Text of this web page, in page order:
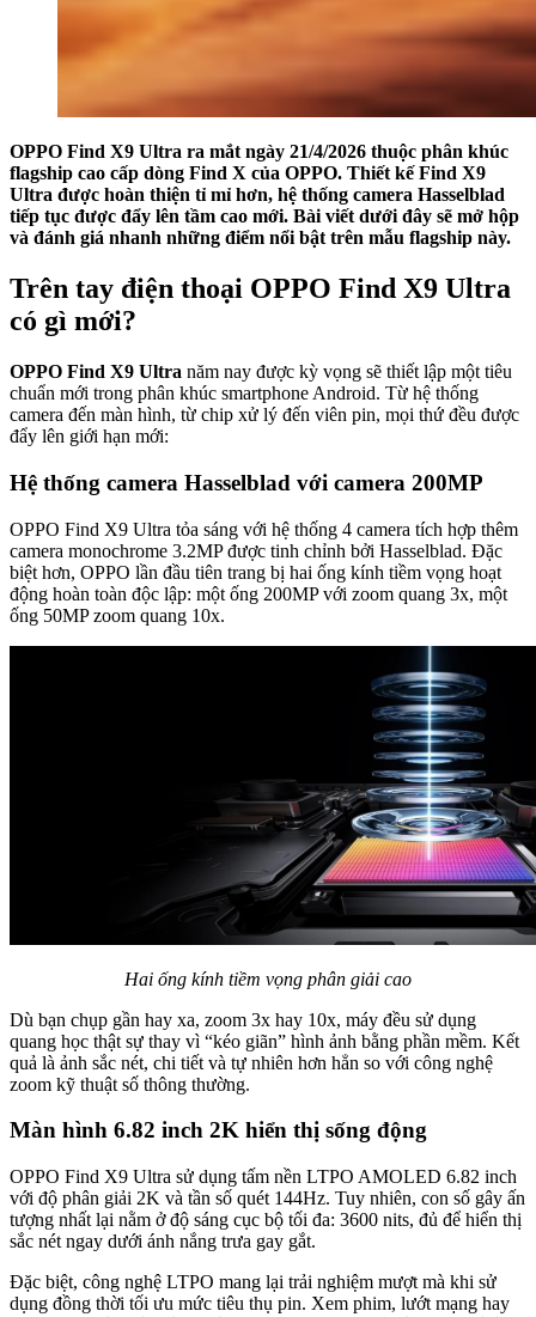
OPPO Find X9 Ultra ra mắt ngày 21/4/2026 thuộc phân khúc
flagship cao cấp dòng Find X của OPPO. Thiết kế Find X9
Ultra được hoàn thiện tỉ mỉ hơn, hệ thống camera Hasselblad
tiếp tục được đẩy lên tầm cao mới. Bài viết dưới đây sẽ mở hộp
và đánh giá nhanh những điểm nổi bật trên mẫu flagship này.
Trên tay điện thoại OPPO Find X9 Ultra
có gì mới?
OPPO Find X9 Ultra năm nay được kỳ vọng sẽ thiết lập một tiêu
chuẩn mới trong phân khúc smartphone Android. Từ hệ thống
camera đến màn hình, từ chip xử lý đến viên pin, mọi thứ đều được
đẩy lên giới hạn mới:
Hệ thống camera Hasselblad với camera 200MP
OPPO Find X9 Ultra tỏa sáng với hệ thống 4 camera tích hợp thêm
camera monochrome 3.2MP được tinh chỉnh bởi Hasselblad. Đặc
biệt hơn, OPPO lần đầu tiên trang bị hai ống kính tiềm vọng hoạt
động hoàn toàn độc lập: một ống 200MP với zoom quang 3x, một
ống 50MP zoom quang 10x.
Hai ống kính tiềm vọng phân giải cao
Dù bạn chụp gần hay xa, zoom 3x hay 10x, máy đều sử dụng
quang học thật sự thay vì “kéo giãn” hình ảnh bằng phần mềm. Kết
quả là ảnh sắc nét, chi tiết và tự nhiên hơn hẳn so với công nghệ
zoom kỹ thuật số thông thường.
Màn hình 6.82 inch 2K hiển thị sống động
OPPO Find X9 Ultra sử dụng tấm nền LTPO AMOLED 6.82 inch
với độ phân giải 2K và tần số quét 144Hz. Tuy nhiên, con số gây ấn
tượng nhất lại nằm ở độ sáng cục bộ tối đa: 3600 nits, đủ để hiển thị
sắc nét ngay dưới ánh nắng trưa gay gắt.
Đặc biệt, công nghệ LTPO mang lại trải nghiệm mượt mà khi sử
dụng đồng thời tối ưu mức tiêu thụ pin. Xem phim, lướt mạng hay